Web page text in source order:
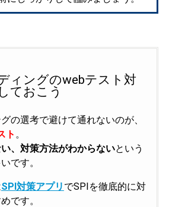
ィングのwebテスト対
ておこう
の選考で避けて通れないのが、
ト 。
、対策方法がわからないという
です。
SPI対策アプリ でSPIを徹底的に対
です。